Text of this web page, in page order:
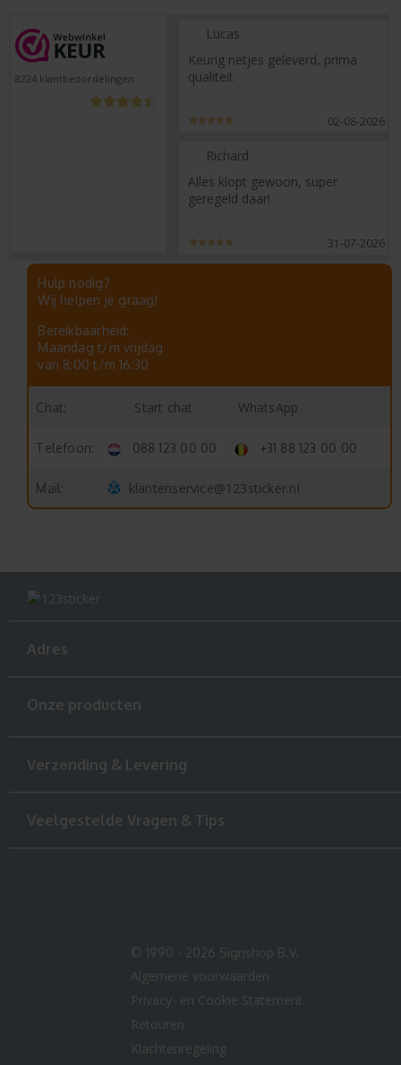
8224 klantbeoordelingen
Lucas
Keurig netjes geleverd, prima
qualiteit
02-08-2026
Richard
Alles klopt gewoon, super
geregeld daar!
31-07-2026
Hulp nodig?
Wij helpen je graag!
Bereikbaarheid:
Maandag t/m vrijdag
van 8:00 t/m 16:30
Chat: Start chat WhatsApp
Telefoon: 088 123 00 00 +31 88 123 00 00
Mail: klantenservice@123sticker.nl
Adres
Onze producten
Verzending & Levering
Veelgestelde Vragen & Tips
© 1990 - 2026 Signshop B.V.
Algemene voorwaarden
Privacy- en Cookie Statement
Retouren
Klachtenregeling